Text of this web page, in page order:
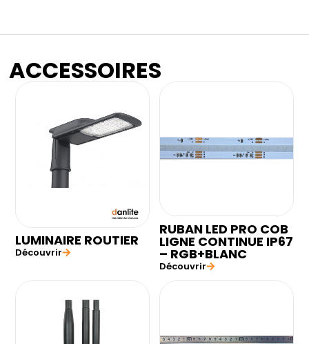
ACCESSOIRES
LUMINAIRE ROUTIER
Découvrir
RUBAN LED PRO COB
LIGNE CONTINUE IP67
– RGB+BLANC
Découvrir